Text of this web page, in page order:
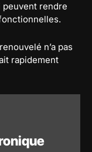
peuvent rendre
n’a pas
rapidement